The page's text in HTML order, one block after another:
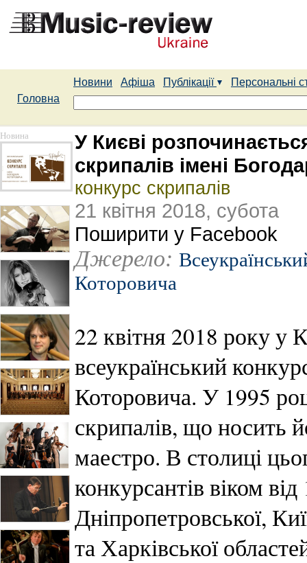
Новини Афіша Публікації
Персональні
Головна
Новина
У Києві
скрипалів імені
конкурс скрипалів
21 квітня 2018, субота
Поширити у Facebook
Джерело:
Которовича
22 квітня 2018 року у
всеукраїнський
Которовича. У 1995
скрипалів, що носить
маестро. В столиці
конкурсантів віком від
Дніпропетровської,
та Харківської